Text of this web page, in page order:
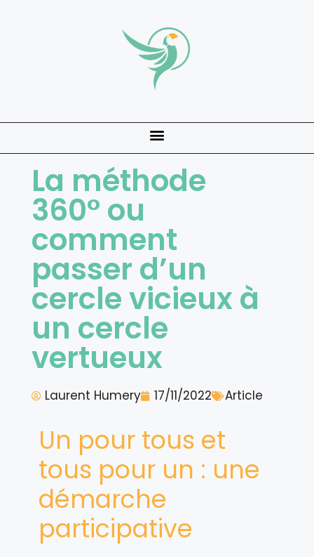
La méthode
360° ou
comment
passer d’un
cercle vicieux à
un cercle
vertueux
Laurent Humery 17/11/2022 Article
Un pour tous et
tous pour un : une
démarche
participative